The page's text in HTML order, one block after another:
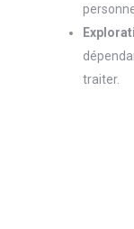
traiter.